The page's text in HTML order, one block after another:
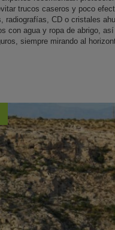
trucos caseros y poco
radiografías, CD o cristales
con agua y ropa de abrigo,
siempre mirando al